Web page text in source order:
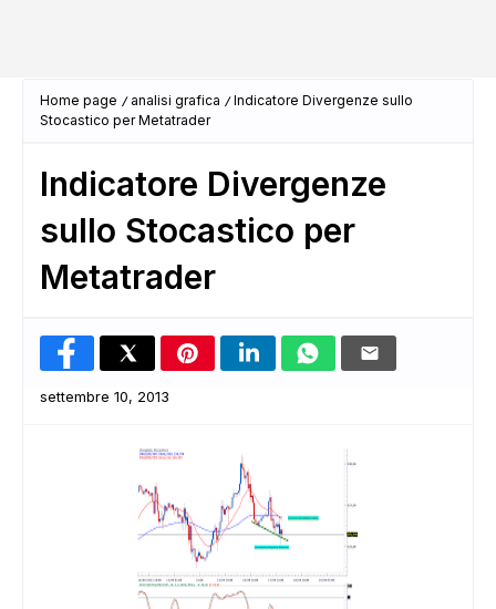
Home page analisi grafica
Indicatore Divergenze sullo
Stocastico per Metatrader
Indicatore Divergenze
sullo Stocastico per
Metatrader
settembre 10, 2013